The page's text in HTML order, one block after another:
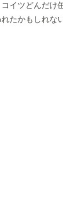
イツどんだけ
たかもしれな